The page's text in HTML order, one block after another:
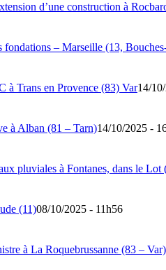
d’une construction à
fondations – Marseille (13,
à Trans en Provence (83) Var14/
à Alban (81 – Tarn)14/10/2025 -
pluviales à Fontanes, dans le Lot
(11)08/10/2025 - 11h56
à La Roquebrussanne (83 – Var)